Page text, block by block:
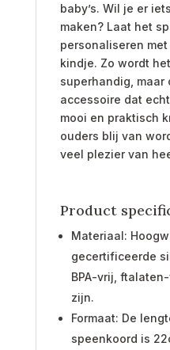
baby’s. Wil je er
maken? Laat het
personaliseren
kindje. Zo wordt
superhandig, maar
accessoire dat
mooi en praktisch
ouders blij van
veel plezier van
Product
Materiaal:
gecertificeerde
BPA-vrij,
zijn.
Formaat: De
speenkoord is